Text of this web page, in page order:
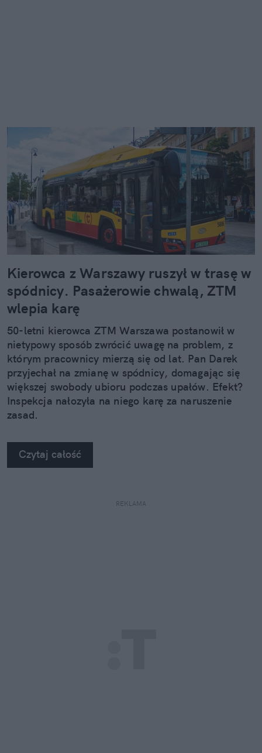
Kierowca z Warszawy ruszył w trasę w
spódnicy. Pasażerowie chwalą, ZTM
wlepia karę
50-letni kierowca ZTM Warszawa postanowił w
nietypowy sposób zwrócić uwagę na problem, z
którym pracownicy mierzą się od lat. Pan Darek
przyjechał na zmianę w spódnicy, domagając się
większej swobody ubioru podczas upałów. Efekt?
Inspekcja nałozyła na niego karę za naruszenie
zasad.
Czytaj całość
REKLAMA